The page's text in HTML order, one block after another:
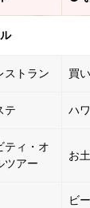
ストラン 買
テ ハ
ティ・オ
ツアー
お
ビ